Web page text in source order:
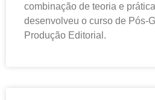
combinação de teoria e
desenvolveu o curso de Pós-
Produção Editorial.